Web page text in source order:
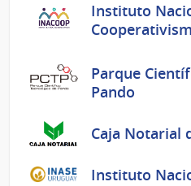
Instituto
Parque
Pando
Caja Notarial
Instituto